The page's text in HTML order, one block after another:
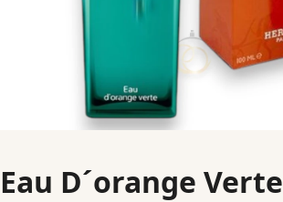
Eau D´orange Verte